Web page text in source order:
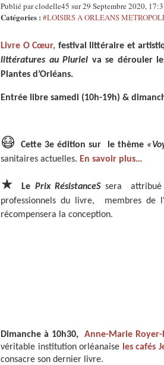
Publié par clodelle45 sur 29 Septembre 2020,
Catégories : #LOISIRS A ORLEANS
Livre O Cœur, festival littéraire et
littératures au Pluriel va se dérouler
Plantes d’Orléans.
Entrée libre samedi (10h-19h) &
😷 Cette 3e édition sur le thème
sanitaires actuelles. En savoir plus…
★ Le Prix RésistanceS sera
professionnels du livre, membres de
récompensera la conception.
Dimanche à 10h30,Anne-Marie Royer-
véritable institution orléanaise les cafés
consacre son dernier livre.